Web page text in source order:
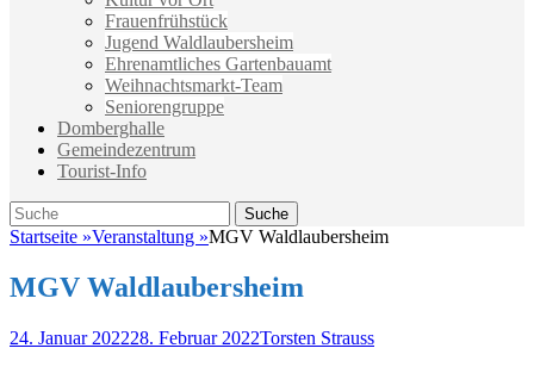
Frauenfrühstück
Jugend Waldlaubersheim
Ehrenamtliches Gartenbauamt
Weihnachtsmarkt-Team
Seniorengruppe
Domberghalle
Gemeindezentrum
Tourist-Info
Suche
Suche
nach:
Startseite »Veranstaltung »MGV Waldlaubersheim
MGV Waldlaubersheim
Veröffentlicht
24. Januar 202228. Februar 2022Autor
Torsten Strauss